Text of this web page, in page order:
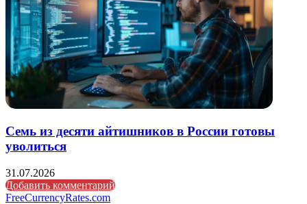
Семь из десяти айтишников в России готовы
уволиться
31.07.2026
Добавить комментарий
FreeCurrencyRates.com